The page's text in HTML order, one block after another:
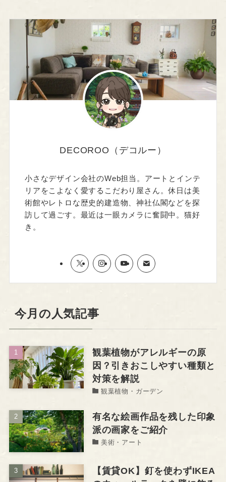
DECOROO（デコルー）
小さなデザイン会社のWeb担当。アートとインテ
リアをこよなく愛するこだわり屋さん。休日は美
術館やレトロな歴史的建造物、神社仏閣などを探
訪して過ごす。最近は一眼カメラに奮闘中。猫好
き。
今月の人気記事
観葉植物がアレルギーの原
因？引きおこしやすい種類と
対策を解説
観葉植物・ガーデン
有名な絵画作品を残した印象
派の画家をご紹介
美術・アート
【賃貸OK】釘を使わずIKEA